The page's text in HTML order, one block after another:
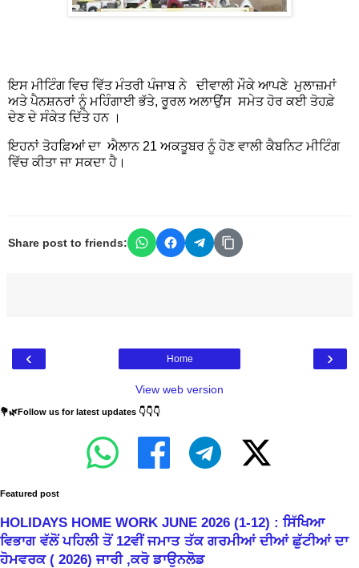
ਇਸ ਮੀਟਿੰਗ ਵਿਚ ਵਿੱਤ ਮੰਤਰੀ ਪੰਜਾਬ ਨੇ ਦੀਵਾਲੀ ਮੌਕੇ ਆਪਣੇ ਮੁਲਾਜ਼ਮਾਂ
ਅਤੇ ਪੈਨਸ਼ਨਰਾਂ ਨੂੰ ਮਹਿੰਗਾਈ ਭੱਤੇ, ਰੂਰਲ ਅਲਾਉਂਸ ਸਮੇਤ ਹੋਰ ਕਈ ਤੋਹਫ਼ੇ
ਦੇਣ ਦੇ ਸੰਕੇਤ ਦਿੱਤੇ ਹਨ ।
ਇਹਨਾਂ ਤੋਹਫ਼ਿਆਂ ਦਾ ਐਲਾਨ 21 ਅਕਤੂਬਰ ਨੂੰ ਹੋਣ ਵਾਲੀ ਕੈਬਨਿਟ ਮੀਟਿੰਗ
ਵਿੱਚ ਕੀਤਾ ਜਾ ਸਕਦਾ ਹੈ।
Share post to friends:
‹ ›
Home
View web version
💐🌿Follow us for latest updates 👇👇👇
Featured post
HOLIDAYS HOME WORK JUNE 2026 (1-12) : ਸਿੱਖਿਆ
ਵਿਭਾਗ ਵੱਲੋਂ ਪਹਿਲੀ ਤੋਂ 12ਵੀਂ ਜਮਾਤ ਤੱਕ ਗਰਮੀਆਂ ਦੀਆਂ ਛੁੱਟੀਆਂ ਦਾ
ਹੋਮਵਰਕ ( 2026) ਜਾਰੀ ,ਕਰੋ ਡਾਉਨਲੋਡ